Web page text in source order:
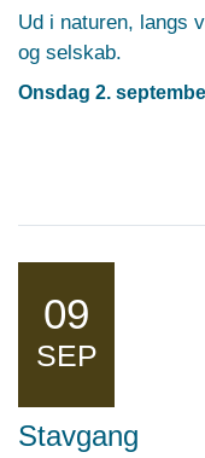
Ud i naturen, langs
og selskab.
Onsdag 2.
09
SEP
Stavgang